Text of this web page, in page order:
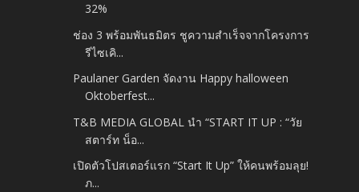
32%
ช่อง 3 พร้อมพันธมิตร ชูความสำเร็จจากโครงการ
รีไซเคิ...
Paulaner Garden จัดงาน Happy halloween
Oktoberfest...
T&B MEDIA GLOBAL นำ “START IT UP : “วัย
สตาร์ท น็อ...
เปิดตัวโปสเตอร์แรก “Start It Up” ให้คนพร้อมลุย!
ภ...